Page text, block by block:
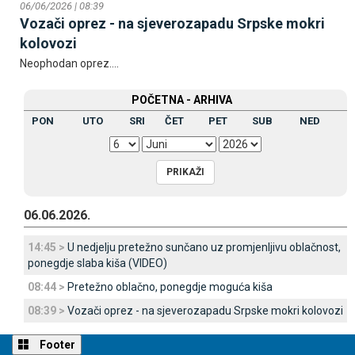
06/06/2026 | 08:39
Vozači oprez - na sjeverozapadu Srpske mokri
kolovozi
Neophodan oprez....
POČETNA - ARHIVA
PON UTO SRI ČET PET SUB NED
06.06.2026.
14:45 > U nedjelju pretežno sunčano uz promjenljivu oblačnost,
ponegdje slaba kiša (VIDEO)
08:44 > Pretežno oblačno, ponegdje moguća kiša
08:39 > Vozači oprez - na sjeverozapadu Srpske mokri kolovozi
Footer